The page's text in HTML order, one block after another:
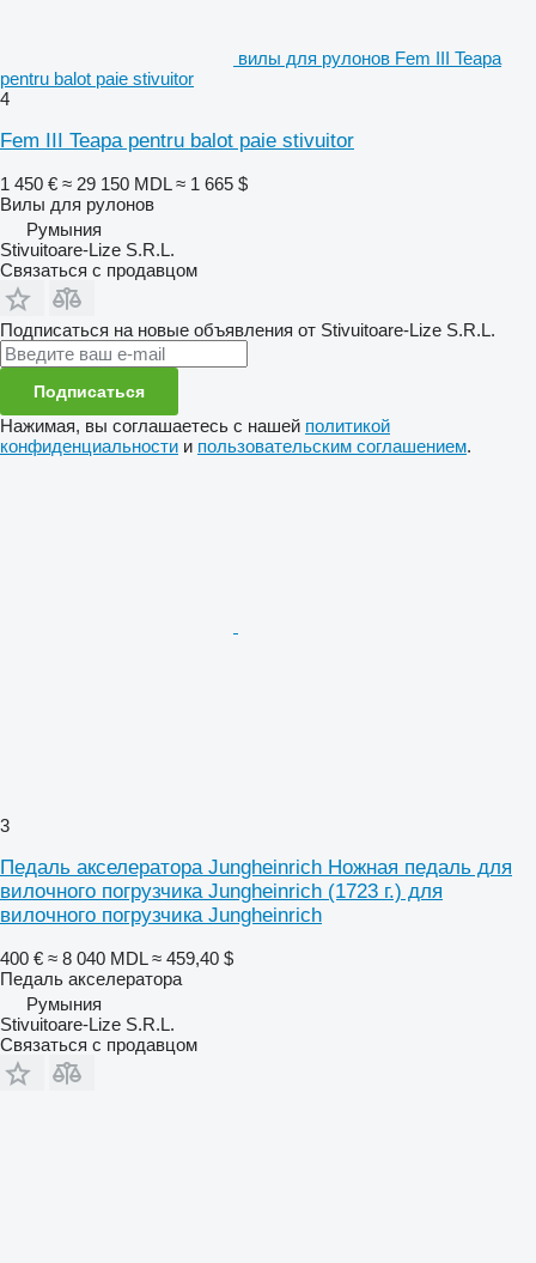
вилы для рулонов Fem III Teapa
pentru balot paie stivuitor
4
Fem III Teapa pentru balot paie stivuitor
1 450 € ≈ 29 150 MDL ≈ 1 665 $
Вилы для рулонов
Румыния
Stivuitoare-Lize S.R.L.
Связаться с продавцом
Подписаться на новые объявления от Stivuitoare-Lize S.R.L.
Подписаться
Нажимая, вы соглашаетесь с нашей политикой
конфиденциальности и пользовательским соглашением.
3
Педаль акселератора Jungheinrich Ножная педаль для
вилочного погрузчика Jungheinrich (1723 г.) для
вилочного погрузчика Jungheinrich
400 € ≈ 8 040 MDL ≈ 459,40 $
Педаль акселератора
Румыния
Stivuitoare-Lize S.R.L.
Связаться с продавцом